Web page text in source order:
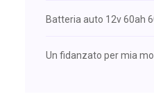
Batteria auto 12v 60ah
Un fidanzato per mia